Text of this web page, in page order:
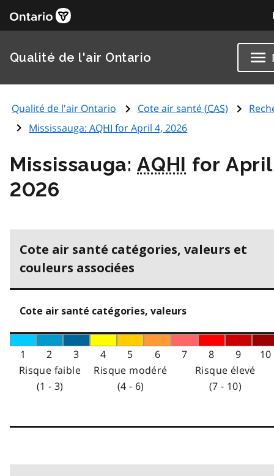
Qualité de l'air Ontario
Qualité de l'air Ontario Cote air santé (CAS)
Mississauga:AQHI for April 4, 2026
Mississauga:AQHI for
2026
Cote air santé catégories, valeurs et
couleurs associées
Cote air santé catégories, valeurs
1 2 3 4 5 6 7 8 9
10
Risque faible
(1 - 3)
Risque modéré
(4 - 6)
Risque élevé
(7 - 10)